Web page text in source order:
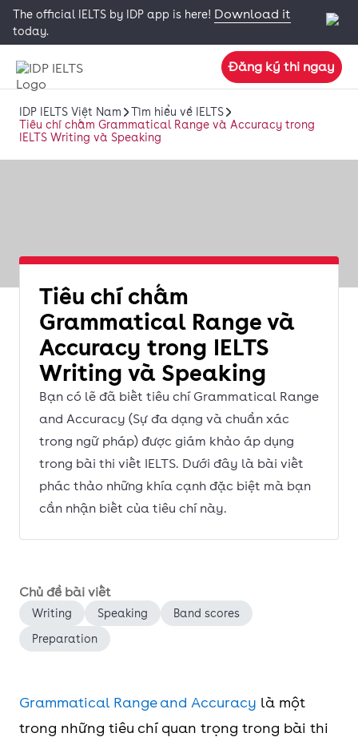
The official IELTS by IDP app is here! Download it
today.
Đăng ký thi ngay
IDP IELTS Việt Nam
Tìm hiểu về IELTS
Tiêu chí chấm Grammatical Range và Accuracy trong
IELTS Writing và Speaking
Tiêu chí chấm
Grammatical Range và
Accuracy trong IELTS
Writing và Speaking
Bạn có lẽ đã biết tiêu chí Grammatical Range
and Accuracy (Sự đa dạng và chuẩn xác
trong ngữ pháp) được giám khảo áp dụng
trong bài thi viết IELTS. Dưới đây là bài viết
phác thảo những khía cạnh đặc biệt mà bạn
cần nhận biết của tiêu chí này.
Chủ đề bài viết
Writing Speaking
Band scores
Preparation
Grammatical Range and Accuracy là một
trong những tiêu chí quan trọng trong bài thi